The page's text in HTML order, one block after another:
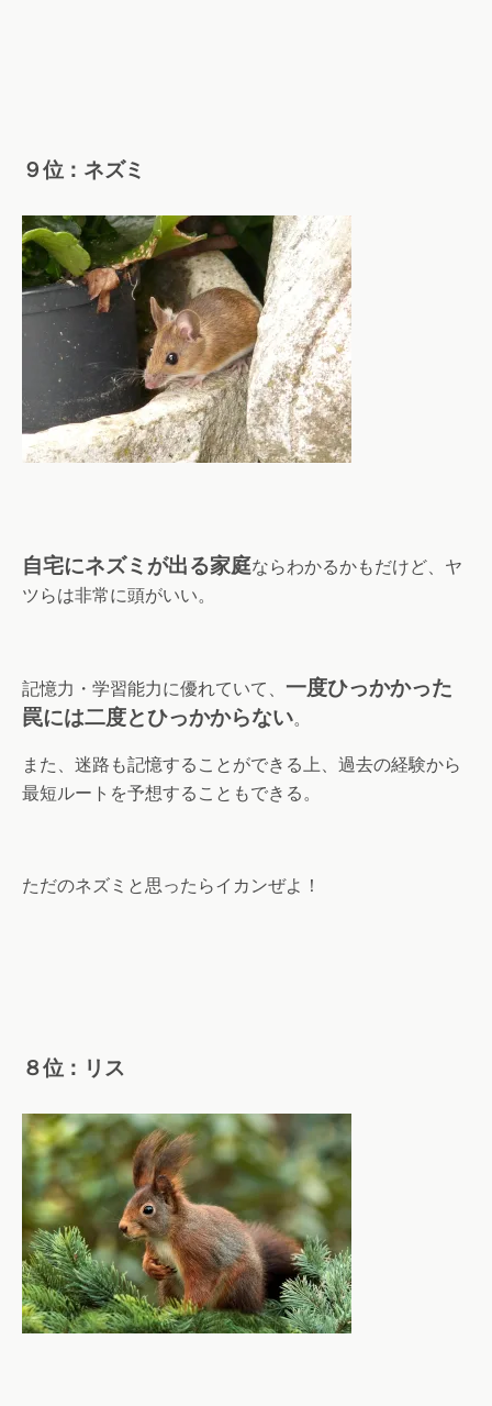
９位：ネズミ
自宅にネズミが出る家庭ならわかるかもだけど、ヤ
ツらは非常に頭がいい。
記憶力・学習能力に優れていて、 一度ひっかかった
罠には二度とひっかからない。
また、迷路も記憶することができる上、過去の経験から
最短ルートを予想することもできる。
ただのネズミと思ったらイカンぜよ！
８位：リス